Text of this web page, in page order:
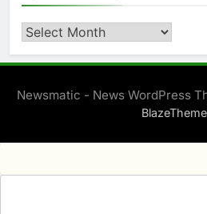
지
글
보
Newsmatic - News WordPress